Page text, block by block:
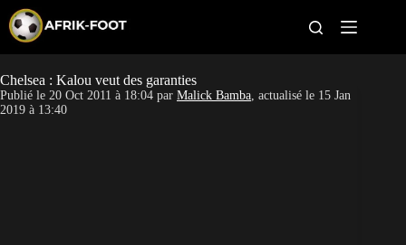
p
o
c
CAN féminine
Chelsea : Kalou veut des garanties
Publié le 20 Oct 2011 à 18:04 par Malick Bamba, actualisé le 15 Jan
2019 à 13:40